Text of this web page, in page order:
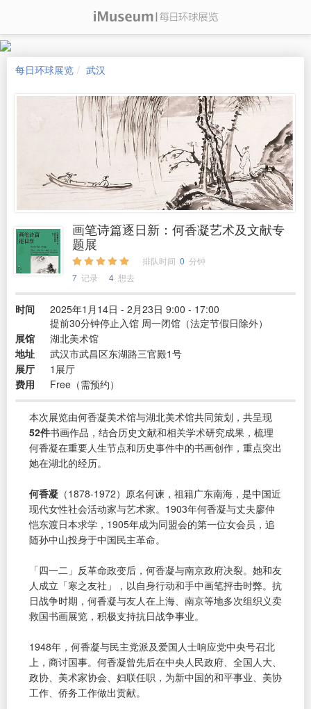
每日环球展览 武汉
画笔诗篇逐日新：何香凝艺术及文献专
题展
排队时间 0 分钟
7 记录 4 想去
时间
2025年1月14日 - 2月23日 9:00 - 17:00
提前30分钟停止入馆 周一闭馆（法定节假日除外）
展馆
湖北美术馆
地址
武汉市武昌区东湖路三官殿1号
展厅
1展厅
费用
Free（需预约）
本次展览由何香凝美术馆与湖北美术馆共同策划，共呈现
52件书画作品，结合历史文献和相关学术研究成果，梳理
何香凝在重要人生节点和历史事件中的书画创作，重点突出
她在湖北的经历。
何香凝 （1878-1972）原名何谏，祖籍广东南海，是中国近
现代女性社会活动家与艺术家。1903年何香凝与丈夫廖仲
恺东渡日本求学，1905年成为同盟会的第一位女会员，追
随孙中山投身于中国民主革命。
「四一二」反革命政变后，何香凝与南京政府决裂。她和友
人成立「寒之友社」，以自身行动和手中画笔抨击时弊。抗
日战争时期，何香凝与友人在上海、南京等地多次组织义卖
救国书画展览，积极支持抗日战争事业。
1948年，何香凝与民主党派及爱国人士响应党中央号召北
上，商讨国事。何香凝曾先后在中央人民政府、全国人大、
政协、美术家协会、妇联任职，为新中国的和平事业、美协
工作、侨务工作做出贡献。